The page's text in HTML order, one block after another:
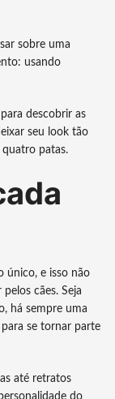
sobre uma
usando
descobrir as
seu look tão
patas.
único, e isso não
cães. Seja
há sempre uma
se tornar parte
até retratos